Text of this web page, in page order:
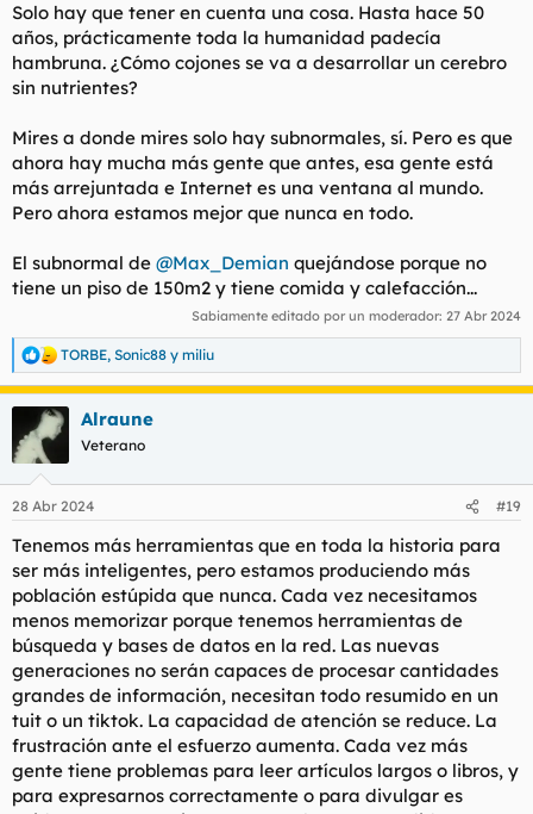
mejores (con un casiotone si te pones), pero tambien es más
complicado que lleguen al gran publico.
Solo hay que tener en cuenta una cosa. Hasta hace 50
años, prácticamente toda la humanidad padecía
hambruna. ¿Cómo cojones se va a desarrollar un cerebro
sin nutrientes?
Mires a donde mires solo hay subnormales, sí. Pero es que
ahora hay mucha más gente que antes, esa gente está
más arrejuntada e Internet es una ventana al mundo.
Pero ahora estamos mejor que nunca en todo.
El subnormal de @Max_Demian quejándose porque no
tiene un piso de 150m2 y tiene comida y calefacción...
Sabiamente editado por un moderador: 27 Abr 2024
R
e
a
c
e
:
TORBE, Sonic88 y miliu
Alraune
Veterano
28 Abr 2024 #19
Tenemos más herramientas que en toda la historia para
ser más inteligentes, pero estamos produciendo más
población estúpida que nunca. Cada vez necesitamos
menos memorizar porque tenemos herramientas de
búsqueda y bases de datos en la red. Las nuevas
generaciones no serán capaces de procesar cantidades
grandes de información, necesitan todo resumido en un
tuit o un tiktok. La capacidad de atención se reduce. La
frustración ante el esfuerzo aumenta. Cada vez más
gente tiene problemas para leer artículos largos o libros, y
para expresarnos correctamente o para divulgar es